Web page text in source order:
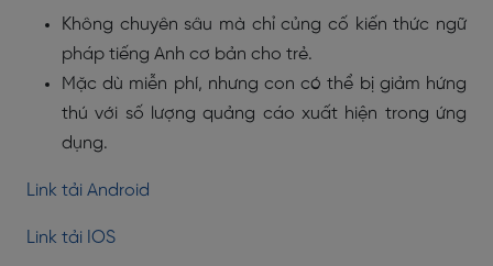
Không chuyên sâu mà chỉ củng cố kiến thức ngữ
pháp tiếng Anh cơ bản cho trẻ.
Mặc dù miễn phí, nhưng con có thể bị giảm hứng
thú với số lượng quảng cáo xuất hiện trong ứng
dụng.
Link tải Android
Link tải IOS